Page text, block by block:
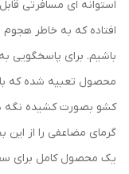
استوانه ای مسافرتی
افتاده که به خاطر
باشیم. برای پاسخگویی
محصول تعبیه شده که با
کشو بصورت کشیده نگه
گرمای مضاعفی را از این
یک محصول کامل برای